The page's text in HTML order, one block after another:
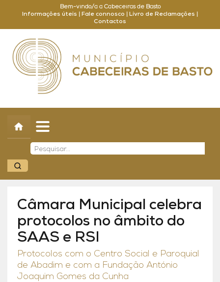
Bem-vindo/a a Cabeceiras de Basto
Informações úteis
Fale connosco Livro de Reclamações
Contactos
Concelho
Município
Turismo
Cultura
Outros
Balcão Online
Câmara Municipal celebra
protocolos no âmbito do
SAAS e RSI
Protocolos com o Centro Social e Paroquial
de Abadim e com a Fundação António
Joaquim Gomes da Cunha